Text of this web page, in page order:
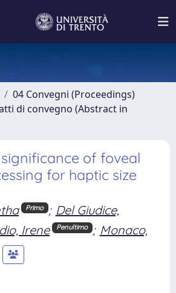
04 Convegni (Proceedings)
di convegno (Abstract in
of foveal
for haptic size
Primo ; Del Giudice,
Irene Penultimo ; Monaco,